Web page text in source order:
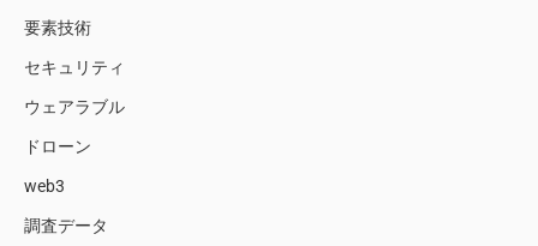
要素技術
セキュリティ
ウェアラブル
ドローン
web3
調査データ